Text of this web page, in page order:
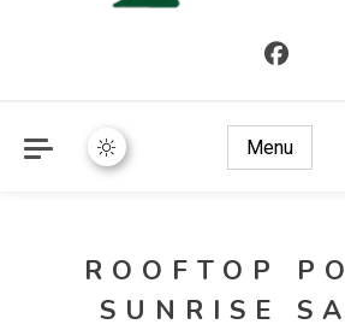
Menu
ROOFTOP
SUNRISE